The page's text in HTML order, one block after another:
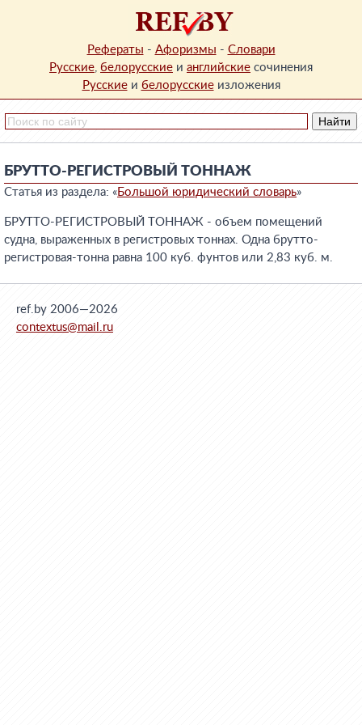
Рефераты - Афоризмы - Словари
Русские, белорусские и английские сочинения
Русскиеи белорусскиеизложения
БРУТТО-РЕГИСТРОВЫЙ ТОННАЖ
Статья из раздела: «Большой юридический словарь»
БРУТТО-РЕГИСТРОВЫЙ ТОННАЖ - объем помещений
судна, выраженных в регистровых тоннах. Одна брутто-
регистровая-тонна равна 100 куб. фунтов или 2,83 куб. м.
ref.by 2006—2026
contextus@mail.ru